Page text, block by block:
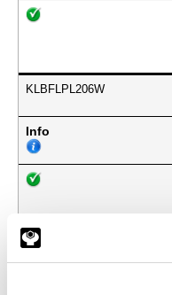
KLBFLPL206W
Info